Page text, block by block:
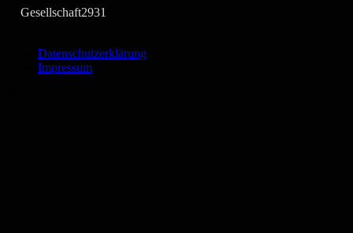
Gesellschaft2931
Datenschutzerklärung
Impressum